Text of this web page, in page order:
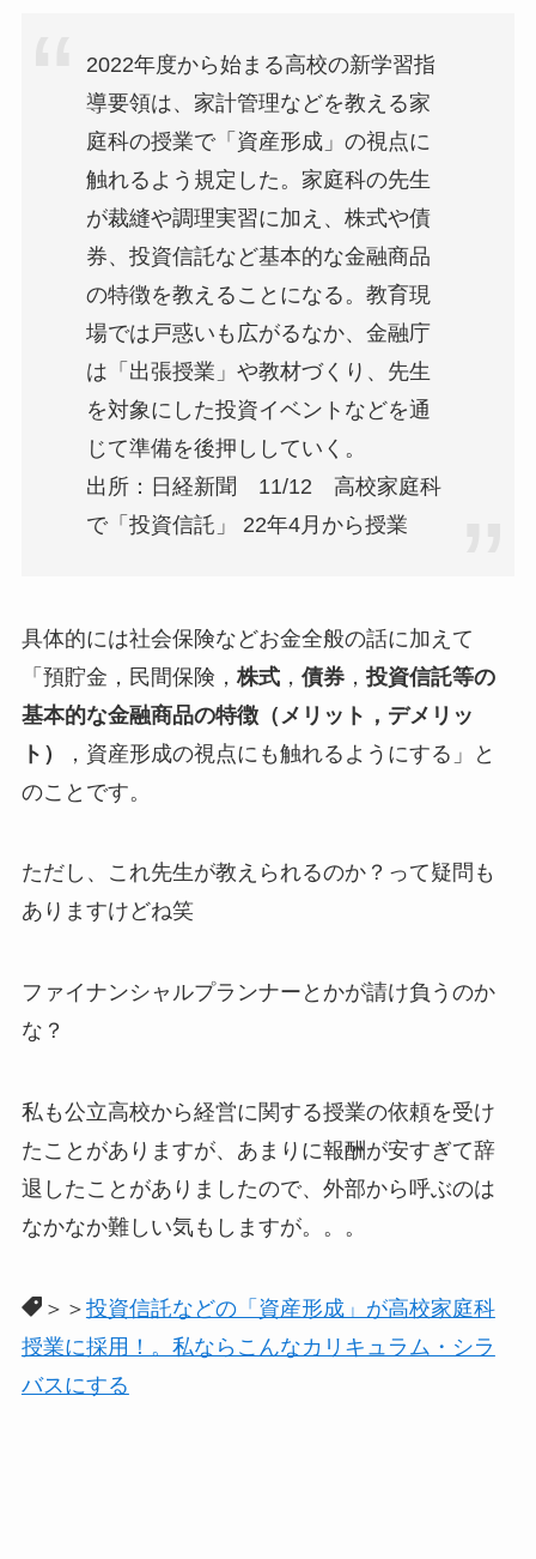
2022年度から始まる高校の新学習指
導要領は、家計管理などを教える家
庭科の授業で「資産形成」の視点に
触れるよう規定した。家庭科の先生
が裁縫や調理実習に加え、株式や債
券、投資信託など基本的な金融商品
の特徴を教えることになる。教育現
場では戸惑いも広がるなか、金融庁
は「出張授業」や教材づくり、先生
を対象にした投資イベントなどを通
じて準備を後押ししていく。
出所：日経新聞 11/12 高校家庭科
で「投資信託」 22年4月から授業
具体的には社会保険などお金全般の話に加えて
「預貯金，民間保険， 株式， 債券， 投資信託等の
基本的な金融商品の特徴（メリット，デメリッ
ト）
，資産形成の視点にも触れるようにする」と
のことです。
ただし、これ先生が教えられるのか？って疑問も
ありますけどね笑
ファイナンシャルプランナーとかが請け負うのか
な？
私も公立高校から経営に関する授業の依頼を受け
たことがありますが、あまりに報酬が安すぎて辞
退したことがありましたので、外部から呼ぶのは
なかなか難しい気もしますが。。。
＞＞ 投資信託などの「資産形成」が高校家庭科
授業に採用！。私ならこんなカリキュラム・シラ
バスにする